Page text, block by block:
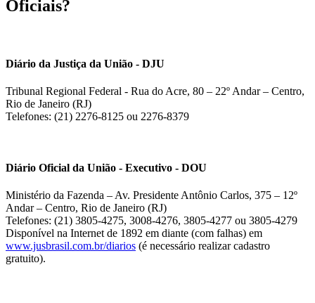
Oficiais?
Diário da Justiça da União - DJU
Tribunal Regional Federal - Rua do Acre, 80 – 22º Andar – Centro,
Rio de Janeiro (RJ)
Telefones: (21) 2276-8125 ou 2276-8379
Diário Oficial da União - Executivo - DOU
Ministério da Fazenda – Av. Presidente Antônio Carlos, 375 – 12º
Andar – Centro, Rio de Janeiro (RJ)
Telefones: (21) 3805-4275, 3008-4276, 3805-4277 ou 3805-4279
Disponível na Internet de 1892 em diante (com falhas) em
www.jusbrasil.com.br/diarios (é necessário realizar cadastro
gratuito).